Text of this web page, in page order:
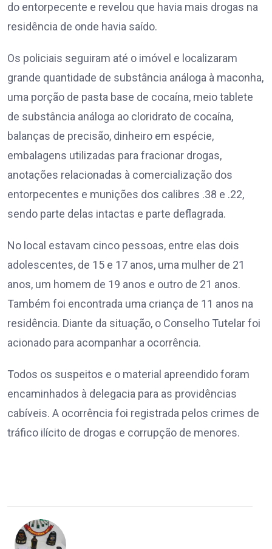
do entorpecente e revelou que havia mais drogas na
residência de onde havia saído.
Os policiais seguiram até o imóvel e localizaram
grande quantidade de substância análoga à maconha,
uma porção de pasta base de cocaína, meio tablete
de substância análoga ao cloridrato de cocaína,
balanças de precisão, dinheiro em espécie,
embalagens utilizadas para fracionar drogas,
anotações relacionadas à comercialização dos
entorpecentes e munições dos calibres .38 e .22,
sendo parte delas intactas e parte deflagrada.
No local estavam cinco pessoas, entre elas dois
adolescentes, de 15 e 17 anos, uma mulher de 21
anos, um homem de 19 anos e outro de 21 anos.
Também foi encontrada uma criança de 11 anos na
residência. Diante da situação, o Conselho Tutelar foi
acionado para acompanhar a ocorrência.
Todos os suspeitos e o material apreendido foram
encaminhados à delegacia para as providências
cabíveis. A ocorrência foi registrada pelos crimes de
tráfico ilícito de drogas e corrupção de menores.